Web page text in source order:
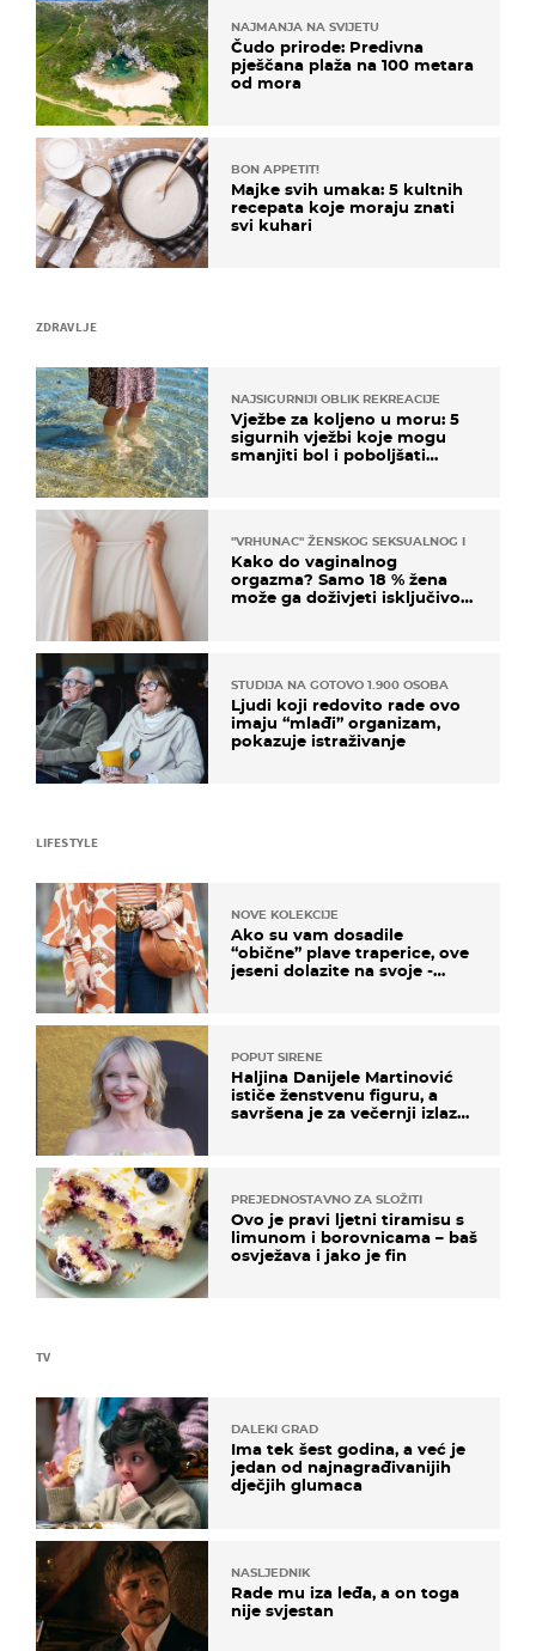
ZDRAVLJE
NAJSIGURNIJI OBLIK REKREACIJE
Vježbe za koljeno u moru: 5
sigurnih vježbi koje mogu
smanjiti bol i poboljšati
"VRHUNAC" ŽENSKOG SEKSUALNOG ISKUSTVA
Kako do vaginalnog
orgazma? Samo 18 % žena
može ga doživjeti isključivo
STUDIJA NA GOTOVO 1.900 OSOBA
Ljudi koji redovito rade ovo
imaju “mlađi” organizam,
pokazuje istraživanje
TV
DALEKI GRAD
Ima tek šest godina, a već je
jedan od najnagrađivanijih
dječjih glumaca
NASLJEDNIK
Rade mu iza leđa, a on toga
nije svjestan
NAJMANJA NA SVIJETU
Čudo prirode: Predivna
pješčana plaža na 100 metara
od mora
BON APPETIT!
Majke svih umaka: 5 kultnih
recepata koje moraju znati
svi kuhari
LIFESTYLE
NOVE KOLEKCIJE
Ako su vam dosadile
“obične” plave traperice, ove
jeseni dolazite na svoje -
POPUT SIRENE
Haljina Danijele Martinović
ističe ženstvenu figuru, a
savršena je za večernji izlazak
PREJEDNOSTAVNO ZA SLOŽITI
Ovo je pravi ljetni tiramisu s
limunom i borovnicama – baš
osvježava i jako je fin